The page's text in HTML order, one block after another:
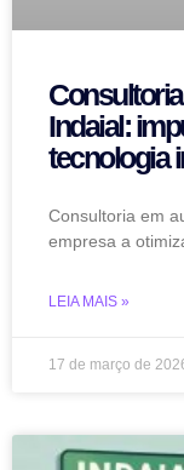
Indaial:
tecnologia
Consultoria em
empresa a
LEIA MAIS »
17 de março de